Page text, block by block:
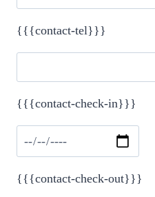
{{{contact-tel}}}
Please leave this field empty.
{{{contact-check-in}}}
{{{contact-check-out}}}